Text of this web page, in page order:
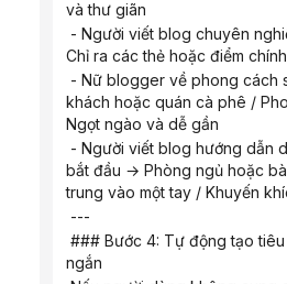
và thư giãn
Chỉ ra các thẻ hoặc điểm
khách hoặc quán cà phê /
Ngọt ngào và dễ gần
bắt đầu → Phòng ngủ hoặc
trung vào một tay / Khuyến
---
ngắn